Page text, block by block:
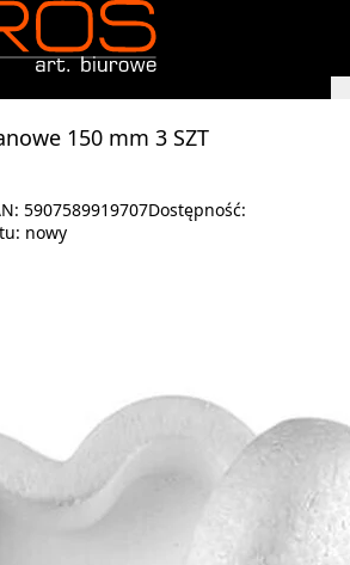
150 mm 3 SZT
5907589919707Dostępność:
nowy